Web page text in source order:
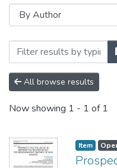
Browsing
All browse results
Now showing 1 - 1 of 1
Item